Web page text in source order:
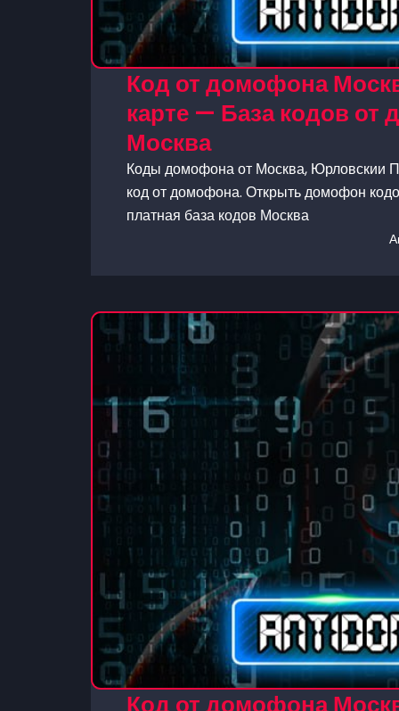
Код от домофона
карте — База кодов
Москва
Коды домофона от Москва, Юрловскии
код от домофона. Открыть домофон
платная база кодов Москва
Код от домофона